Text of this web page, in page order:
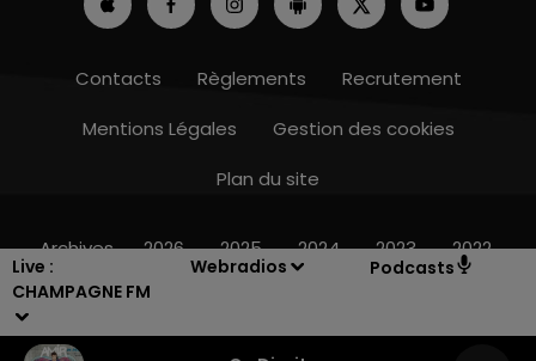
Live :
CHAMPAGNE FM
Webradios Podcasts
10h00 - 14h00
Contacts Règlements
Recrutement
Mentions Légales
Gestion des cookies
Plan du site
Archives 2026 2025 2024 2023 2022